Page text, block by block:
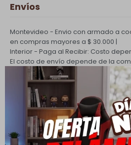
Envíos
Montevideo - Envio con armado a
en compras mayores a $ 30.000 |
Interior - Paga al Recibir: Costo
El costo de envío depende de la
PQuick Envío Coordinado
Envío sin
mayores a $ 30.000 |
Cambios y Devoluciones
Todas las compras realizadas tienen
su cambio.